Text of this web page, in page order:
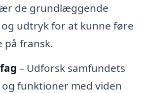
de grundlæggende
udtryk for at kunne føre
på fransk.
– Udforsk samfundets
funktioner med viden